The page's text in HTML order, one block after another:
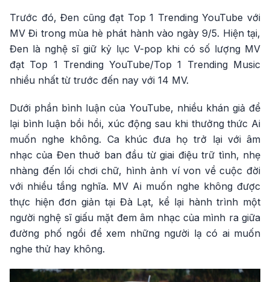
Trước đó, Đen cũng đạt Top 1 Trending YouTube với
MV Đi trong mùa hè phát hành vào ngày 9/5. Hiện tại,
Đen là nghệ sĩ giữ kỷ lục V-pop khi có số lượng MV
đạt Top 1 Trending YouTube/Top 1 Trending Music
nhiều nhất từ trước đến nay với 14 MV.
Dưới phần bình luận của YouTube, nhiều khán giả để
lại bình luận bồi hồi, xúc động sau khi thưởng thức Ai
muốn nghe không. Ca khúc đưa họ trở lại với âm
nhạc của Đen thuở ban đầu từ giai điệu trữ tình, nhẹ
nhàng đến lối chơi chữ, hình ảnh ví von về cuộc đời
với nhiều tầng nghĩa. MV Ai muốn nghe không được
thực hiện đơn giản tại Đà Lạt, kể lại hành trình một
người nghệ sĩ giấu mặt đem âm nhạc của mình ra giữa
đường phố ngồi để xem những người lạ có ai muốn
nghe thử hay không.